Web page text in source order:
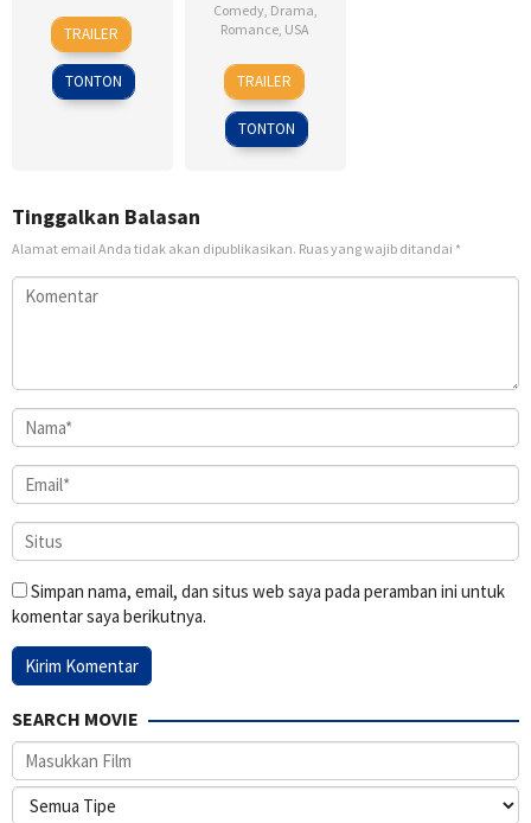
4
Mar
2015
Nareubadee
Wetchakam
TRAILER
TONTON
Comedy, Drama,
Romance, USA
6
Feb
2009
Ken
Kwapis
TRAILER
TONTON
Tinggalkan Balasan
Alamat email Anda tidak akan dipublikasikan. Ruas yang wajib ditandai *
Simpan nama, email, dan situs web saya pada peramban ini untuk
komentar saya berikutnya.
SEARCH MOVIE